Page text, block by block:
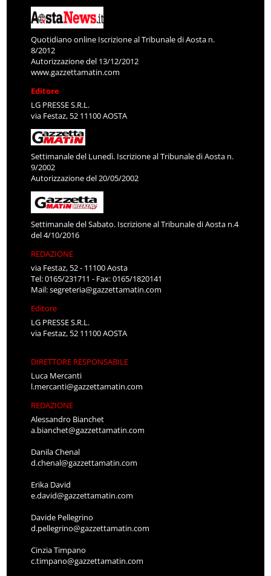
Quotidiano online Iscrizione al Tribunale di Aosta n.
8/2012
Autorizzazione del 13/12/2012
www.gazzettamatin.com
Editore
LG PRESSE S.R.L.
via Festaz, 52 11100 AOSTA
Settimanale del Lunedì. Iscrizione al Tribunale di Aosta n.
9/2002
Autorizzazione del 20/05/2002
Settimanale del Sabato. Iscrizione al Tribunale di Aosta n.4
del 4/10/2016
REDAZIONE
via Festaz, 52 - 11100 Aosta
Tel: 0165/231711 - Fax: 0165/1820141
Mail:segreteria@gazzettamatin.com
Editore
LG PRESSE S.R.L.
via Festaz, 52 11100 AOSTA
DIRETTORE RESPONSABILE
Luca Mercanti
l.mercanti@gazzettamatin.com
REDAZIONE
Alessandro Bianchet
a.bianchet@gazzettamatin.com
Danila Chenal
d.chenal@gazzettamatin.com
Erika David
e.david@gazzettamatin.com
Davide Pellegrino
d.pellegrino@gazzettamatin.com
Cinzia Timpano
c.timpano@gazzettamatin.com